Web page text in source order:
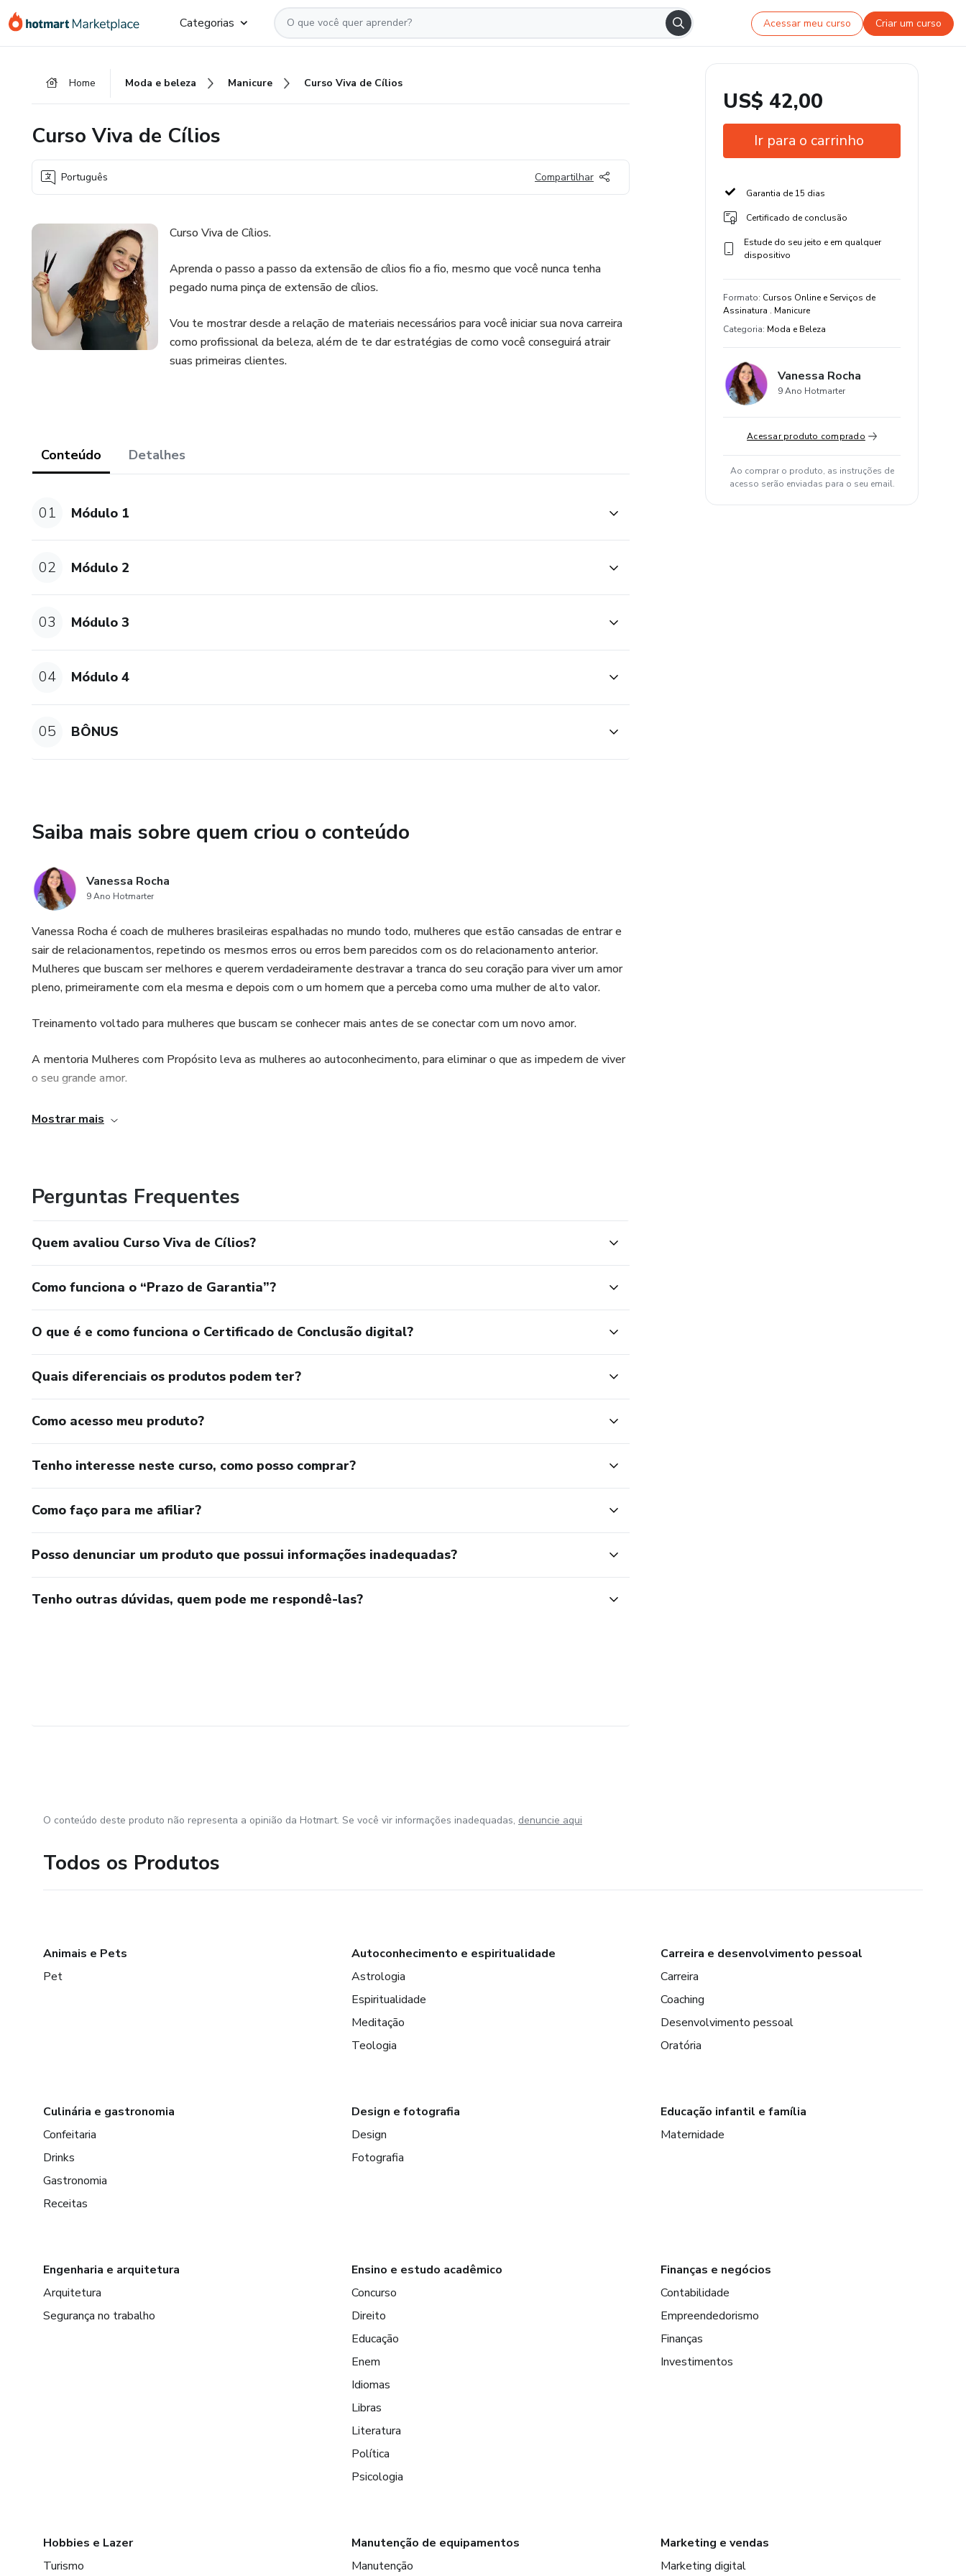
para
para
para
Categorias Acessar meu curso Criar um curso
Home Moda e beleza Manicure Curso Viva de Cílios
Curso Viva de Cílios
Português Compartilhar
Curso Viva de Cílios.
Aprenda o passo a passo da extensão de cílios fio a fio, mesmo que você nunca tenha
pegado numa pinça de extensão de cílios.
Vou te mostrar desde a relação de materiais necessários para você iniciar sua nova carreira
como profissional da beleza, além de te dar estratégias de como você conseguirá atrair
suas primeiras clientes.
Conteúdo Detalhes
01 Módulo 1
02 Módulo 2
03 Módulo 3
04 Módulo 4
05 BÔNUS
Saiba mais sobre quem criou o conteúdo
Vanessa Rocha
9 Ano Hotmarter
Vanessa Rocha é coach de mulheres brasileiras espalhadas no mundo todo, mulheres que estão cansadas de entrar e
sair de relacionamentos, repetindo os mesmos erros ou erros bem parecidos com os do relacionamento anterior.
Mulheres que buscam ser melhores e querem verdadeiramente destravar a tranca do seu coração para viver um amor
pleno, primeiramente com ela mesma e depois com o um homem que a perceba como uma mulher de alto valor.
Treinamento voltado para mulheres que buscam se conhecer mais antes de se conectar com um novo amor.
A mentoria Mulheres com Propósito leva as mulheres ao autoconhecimento, para eliminar o que as impedem de viver
o seu grande amor.
Mostrar mais
Perguntas Frequentes
Quem avaliou Curso Viva de Cílios?
Como funciona o “Prazo de Garantia”?
O que é e como funciona o Certificado de Conclusão digital?
Quais diferenciais os produtos podem ter?
Como acesso meu produto?
Tenho interesse neste curso, como posso comprar?
Como faço para me afiliar?
Posso denunciar um produto que possui informações inadequadas?
Tenho outras dúvidas, quem pode me respondê-las?
US$ 42,00
Ir para o carrinho
Garantia de 15 dias
Certificado de conclusão
Estude do seu jeito e em qualquer
dispositivo
Formato: Cursos Online e Serviços de
Assinatura . Manicure
Categoria: Moda e Beleza
Vanessa Rocha
9 Ano Hotmarter
Acessar produto comprado
Ao comprar o produto, as instruções de
acesso serão enviadas para o seu email.
O conteúdo deste produto não representa a opinião da Hotmart. Se você vir informações inadequadas, denuncie aqui
Todos os Produtos
Animais e Pets
Pet
Autoconhecimento e espiritualidade
Astrologia
Espiritualidade
Meditação
Teologia
Carreira e desenvolvimento pessoal
Carreira
Coaching
Desenvolvimento pessoal
Oratória
Culinária e gastronomia
Confeitaria
Drinks
Gastronomia
Receitas
Design e fotografia
Design
Fotografia
Educação infantil e família
Maternidade
Engenharia e arquitetura
Arquitetura
Segurança no trabalho
Ensino e estudo acadêmico
Concurso
Direito
Educação
Enem
Idiomas
Libras
Literatura
Política
Psicologia
Finanças e negócios
Contabilidade
Empreendedorismo
Finanças
Investimentos
Hobbies e Lazer
Turismo
Manutenção de equipamentos
Manutenção
Marketing e vendas
Marketing digital